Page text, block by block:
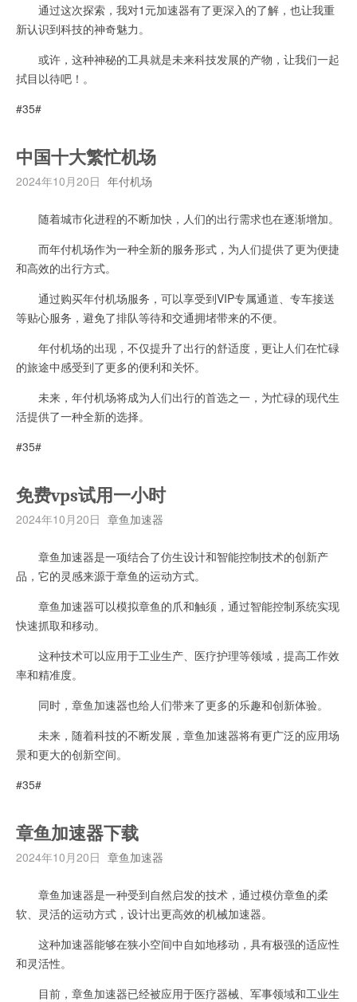
通过这次探索，我对1元加速器有了更深入的了解，也让我重
新认识到科技的神奇魅力。
或许，这种神秘的工具就是未来科技发展的产物，让我们一起
拭目以待吧！。
#35#
中国十大繁忙机场
2024年10月20日 年付机场
随着城市化进程的不断加快，人们的出行需求也在逐渐增加。
而年付机场作为一种全新的服务形式，为人们提供了更为便捷
和高效的出行方式。
通过购买年付机场服务，可以享受到VIP专属通道、专车接送
等贴心服务，避免了排队等待和交通拥堵带来的不便。
年付机场的出现，不仅提升了出行的舒适度，更让人们在忙碌
的旅途中感受到了更多的便利和关怀。
未来，年付机场将成为人们出行的首选之一，为忙碌的现代生
活提供了一种全新的选择。
#35#
免费vps试用一小时
2024年10月20日 章鱼加速器
章鱼加速器是一项结合了仿生设计和智能控制技术的创新产
品，它的灵感来源于章鱼的运动方式。
章鱼加速器可以模拟章鱼的爪和触须，通过智能控制系统实现
快速抓取和移动。
这种技术可以应用于工业生产、医疗护理等领域，提高工作效
率和精准度。
同时，章鱼加速器也给人们带来了更多的乐趣和创新体验。
未来，随着科技的不断发展，章鱼加速器将有更广泛的应用场
景和更大的创新空间。
#35#
章鱼加速器下载
2024年10月20日 章鱼加速器
章鱼加速器是一种受到自然启发的技术，通过模仿章鱼的柔
软、灵活的运动方式，设计出更高效的机械加速器。
这种加速器能够在狭小空间中自如地移动，具有极强的适应性
和灵活性。
目前，章鱼加速器已经被应用于医疗器械、军事领域和工业生